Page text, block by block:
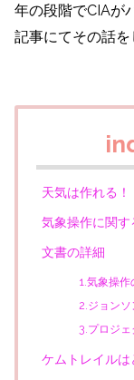
年の段階でCIAが
記事にてその話を
天気は作れる！
気象操作に関す
文書の詳細
1.気象操作
2.ジョン
3.プロジェ
ケムトレイルは